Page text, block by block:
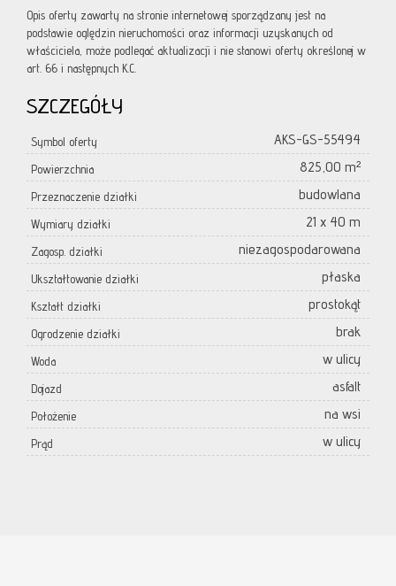
Opis oferty zawarty na stronie internetowej sporządzany jest na
podstawie oględzin nieruchomości oraz informacji uzyskanych od
właściciela, może podlegać aktualizacji i nie stanowi oferty określonej w
art. 66 i następnych K.C.
SZCZEGÓŁY
Symbol oferty AKS-GS-55494
Powierzchnia 825,00 m²
Przeznaczenie działki budowlana
Wymiary działki 21 x 40 m
Zagosp. działki niezagospodarowana
Ukształtowanie działki płaska
Kształt działki prostokąt
Ogrodzenie działki brak
Woda w ulicy
Dojazd asfalt
Położenie na wsi
Prąd w ulicy